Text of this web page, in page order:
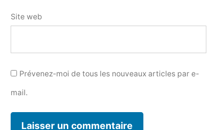
Site web
Prévenez-moi de tous les nouveaux articles par e-
mail.